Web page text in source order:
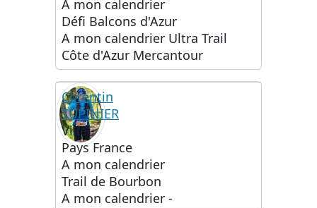
A mon calendrier
Défi Balcons d'Azur
A mon calendrier Ultra Trail
Côte d'Azur Mercantour
Corentin
TUPINIER
Ville -
Pays France
A mon calendrier
Trail de Bourbon
A mon calendrier -